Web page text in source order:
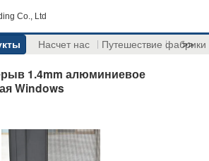
Co., Ltd
Насчет нас Путешествие фабрики
>>
1.4mm алюминиевое
Windows